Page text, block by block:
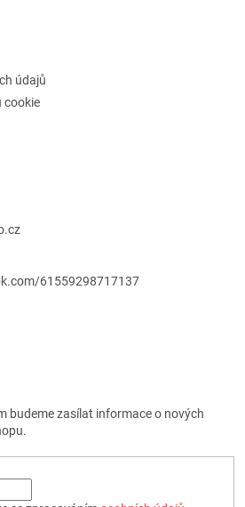
u
údajů
cookie
61559298717137
budeme zasílat informace o nových